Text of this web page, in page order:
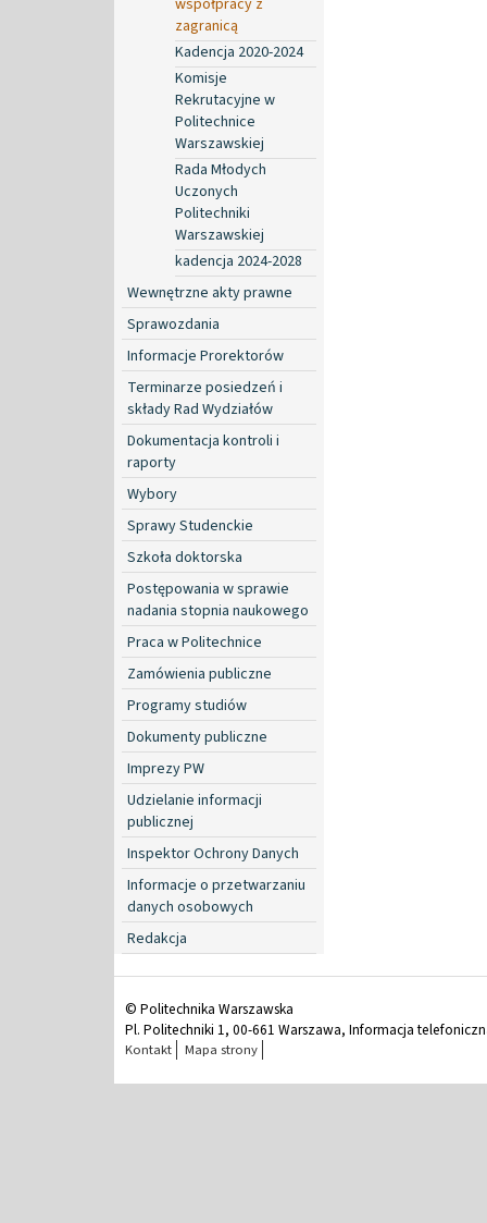
zagranicą
Kadencja 2020-2024
Komisje
Rekrutacyjne w
Politechnice
Warszawskiej
Rada Młodych
Uczonych
Politechniki
Warszawskiej
kadencja 2024-2028
Wewnętrzne akty prawne
Sprawozdania
Informacje Prorektorów
Terminarze posiedzeń i
składy Rad Wydziałów
Dokumentacja kontroli i
raporty
Wybory
Sprawy Studenckie
Szkoła doktorska
Postępowania w sprawie
nadania stopnia naukowego
Praca w Politechnice
Zamówienia publiczne
Programy studiów
Dokumenty publiczne
Imprezy PW
Udzielanie informacji
publicznej
Inspektor Ochrony Danych
Informacje o przetwarzaniu
danych osobowych
Redakcja
© Politechnika Warszawska
Pl. Politechniki 1, 00-661 Warszawa, Informacja
Kontakt Mapa strony